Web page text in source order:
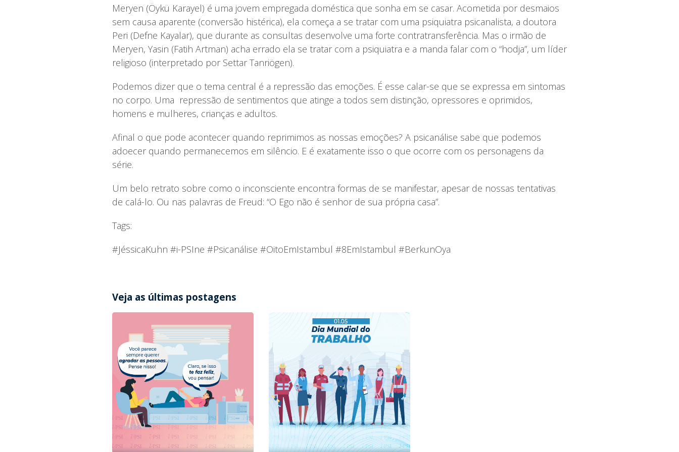
Meryen (Öykü Karayel) é uma jovem empregada doméstica que sonha em se casar. Acometida por desmaios
sem causa aparente (conversão histérica), ela começa a se tratar com uma psiquiatra psicanalista, a doutora
Peri (Defne Kayalar), que durante as consultas desenvolve uma forte contratransferência. Mas o irmão de
Meryen, Yasin (Fatih Artman) acha errado ela se tratar com a psiquiatra e a manda falar com o “hodja”, um líder
religioso (interpretado por Settar Tanriögen).
Podemos dizer que o tema central é a repressão das emoções. É esse calar-se que se expressa em sintomas
no corpo. Uma repressão de sentimentos que atinge a todos sem distinção, opressores e oprimidos,
homens e mulheres, crianças e adultos.
Afinal o que pode acontecer quando reprimimos as nossas emoções? A psicanálise sabe que podemos
adoecer quando permanecemos em silêncio. E é exatamente isso o que ocorre com os personagens da
série.
Um belo retrato sobre como o inconsciente encontra formas de se manifestar, apesar de nossas tentativas
de calá-lo. Ou nas palavras de Freud: “O Ego não é senhor de sua própria casa”.
Tags:
#JéssicaKuhn #i-PSIne #Psicanálise #OitoEmIstambul #8EmIstambul #BerkunOya
Veja as últimas postagens